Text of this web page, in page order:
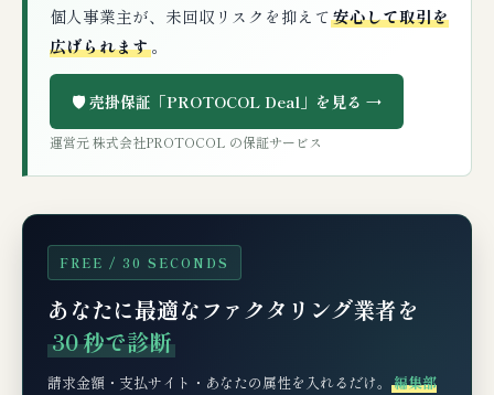
個人事業主が、未回収リスクを抑えて安心して取引を
広げられます。
🛡️ 売掛保証「PROTOCOL Deal」を見る →
運営元 株式会社PROTOCOL の保証サービス
FREE / 30 SECONDS
あなたに最適なファクタリング業者を
30 秒で診断
請求金額・支払サイト・あなたの属性を入れるだけ。 編集部